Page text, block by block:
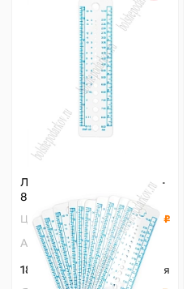
Линейка 14 см (10 шт) SF-
8097
Цена заед.: 18.5 ₽
Артикул: 140-855
185 ₽
Оптовая